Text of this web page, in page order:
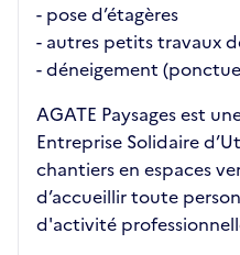
- pose d’étagères
- autres petits travaux
- déneigement
AGATE Paysages est
Entreprise Solidaire
chantiers en espaces
d’accueillir toute
d'activité